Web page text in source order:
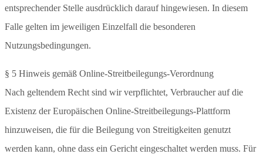
entsprechender Stelle ausdrücklich darauf hingewiesen. In diesem
Falle gelten im jeweiligen Einzelfall die besonderen
Nutzungsbedingungen.
§ 5 Hinweis gemäß Online-Streitbeilegungs-Verordnung
Nach geltendem Recht sind wir verpflichtet, Verbraucher auf die
Existenz der Europäischen Online-Streitbeilegungs-Plattform
hinzuweisen, die für die Beilegung von Streitigkeiten genutzt
werden kann, ohne dass ein Gericht eingeschaltet werden muss. Für